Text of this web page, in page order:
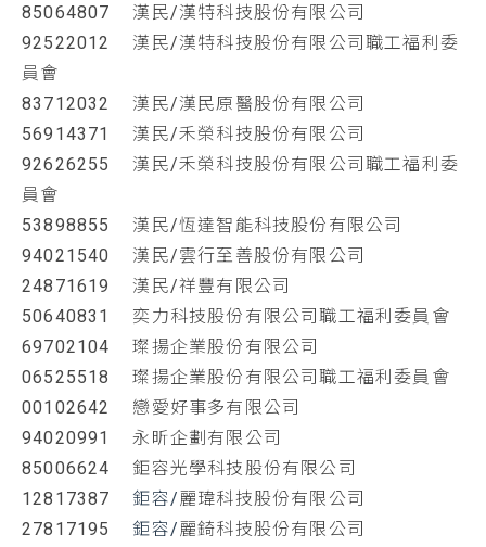
85064807 漢民/漢特科技股份有限公司
92522012 漢民/漢特科技股份有限公司職工福利委
員會
83712032 漢民/漢民原醫股份有限公司
56914371 漢民/禾榮科技股份有限公司
92626255 漢民/禾榮科技股份有限公司職工福利委
員會
53898855 漢民/恆達智能科技股份有限公司
94021540 漢民/雲行至善股份有限公司
24871619 漢民/祥豐有限公司
50640831 奕力科技股份有限公司職工福利委員會
69702104 璨揚企業股份有限公司
06525518 璨揚企業股份有限公司職工福利委員會
00102642 戀愛好事多有限公司
94020991 永昕企劃有限公司
85006624
鉅容光學科技股份有限公司
12817387
鉅容/麗瑋科技股份有限公司
27817195
鉅容/麗錡科技股份有限公司